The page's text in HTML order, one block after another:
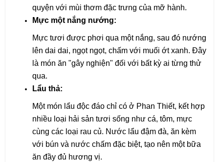
quyện với mùi thơm đặc trưng của mỡ hành.
Mực một nắng nướng:
Mực tươi được phơi qua một nắng, sau đó nướng
lên dai dai, ngọt ngọt, chấm với muối ớt xanh. Đây
là món ăn "gây nghiện" đối với bất kỳ ai từng thử
qua.
Lẩu thả:
Một món lẩu độc đáo chỉ có ở Phan Thiết, kết hợp
nhiều loại hải sản tươi sống như cá, tôm, mực
cùng các loại rau củ. Nước lẩu đậm đà, ăn kèm
với bún và nước chấm đặc biệt, tạo nên một bữa
ăn đầy đủ hương vị.